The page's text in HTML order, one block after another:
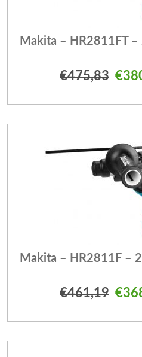
Makita – HR2811FT
€475,83 €
Makita – HR2811F –
€461,19 €